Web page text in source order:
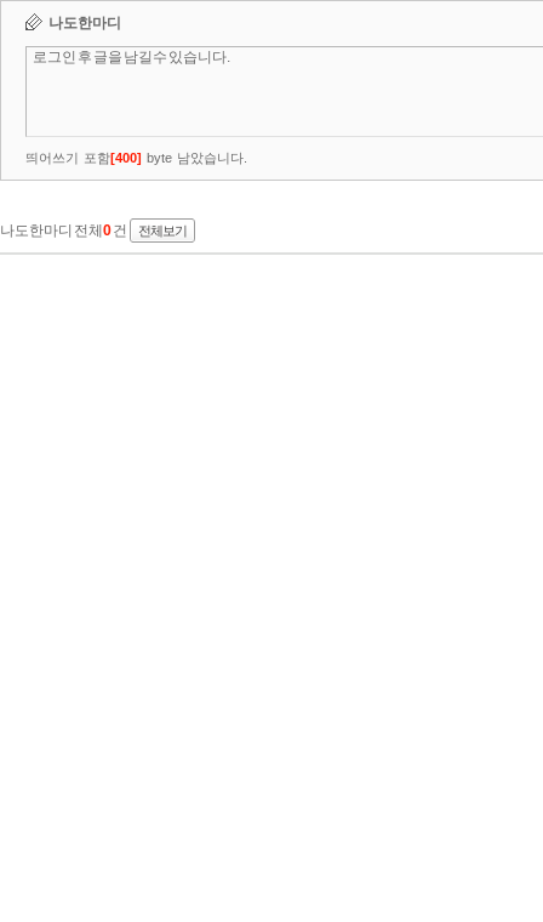
나도한마디
띄어쓰기 포함[400] byte 남았습니다.
나도한마디 전체 0건 전체보기